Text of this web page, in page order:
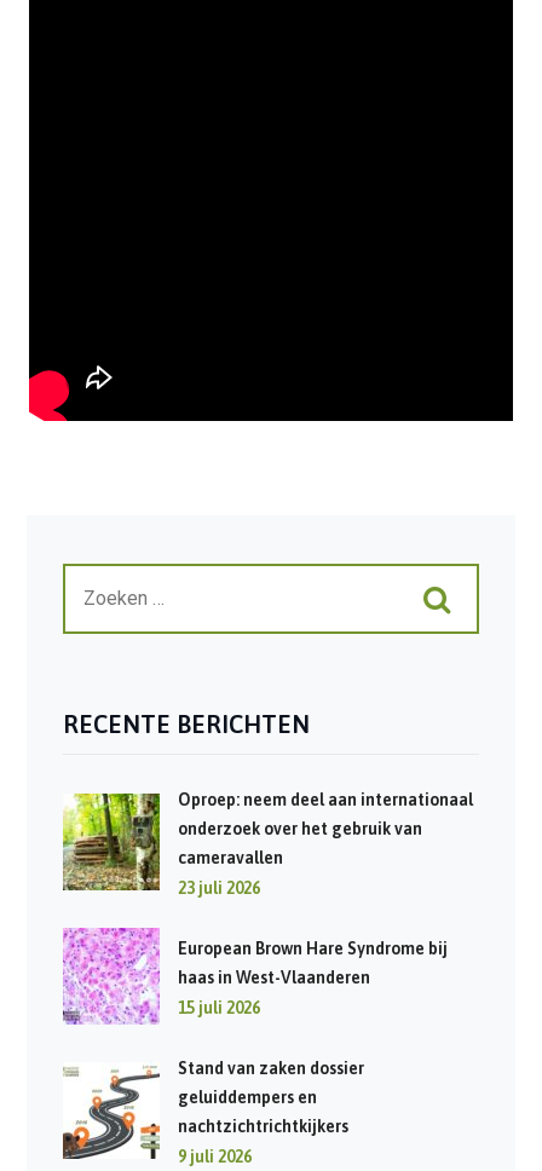
RECENTE BERICHTEN
Oproep: neem deel aan internationaal
onderzoek over het gebruik van
cameravallen
23 juli 2026
European Brown Hare Syndrome bij
haas in West-Vlaanderen
15 juli 2026
Stand van zaken dossier
geluiddempers en
nachtzichtrichtkijkers
9 juli 2026